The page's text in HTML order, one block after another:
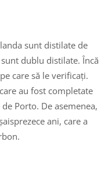
sunt distilate de
dublu distilate. Încă
care să le verificați.
au fost completate
Porto. De asemenea,
ani, care a